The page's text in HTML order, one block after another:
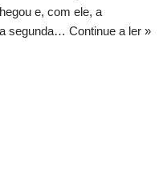
e, com ele, a
segunda… Continue a ler »